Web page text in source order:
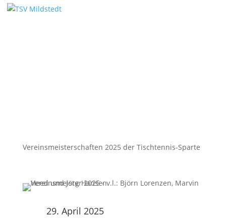
Vereinsmeisterschaften 2025 der Tischtennis-Sparte
29. April 2025